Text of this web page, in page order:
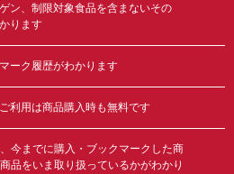
ン、制限対象食品を含まないその
ります
ーク履歴がわかります
利用は商品購入時も無料です
今までに購入・ブックマークした商
品をいま取り扱っているかがわかり